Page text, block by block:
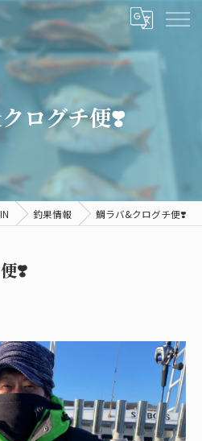
ログチ便❣️
釣果情報 鯛ラバ&クログチ便❣️
❣️